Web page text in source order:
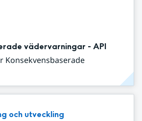
vädervarningar - API
Konsekvensbaserade
och utveckling